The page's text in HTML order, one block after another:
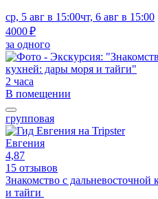
ср, 5 авг в 15:00чт, 6 авг в 15:00
4000 ₽
за одного
2 часа
В помещении
групповая
Евгения
4,87
15 отзывов
Знакомство с дальневосточной
и тайги